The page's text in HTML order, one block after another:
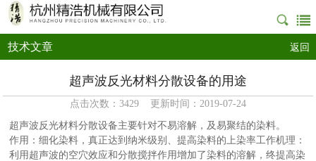
技术文章 返回
超声波反光材料分散设备的用途
点击次数：3429 更新时间：2019-07-24
超声波反光材料分散设备主要针对不易溶解，及易聚结的染料。
作用：细化染料，真正达到纳米级别、提高染料的上染率工作机理：
利用超声波的空穴效应和分散搅拌作用增加了染料的溶解，终提高染